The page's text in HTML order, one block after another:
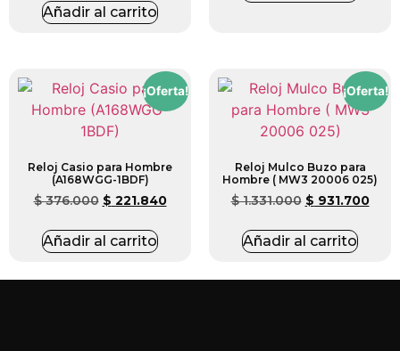
Añadir al carrito
¡Oferta!
Reloj Casio para Hombre
(A168WGG-1BDF)
$376.000 $ 221.840
Añadir al carrito
¡Oferta!
Reloj Mulco Buzo para
Hombre ( MW3 20006 025)
$1.331.000 $ 931.700
Añadir al carrito